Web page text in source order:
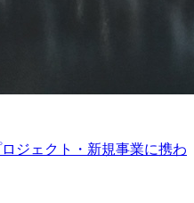
ジェクト・新規事業に携わ